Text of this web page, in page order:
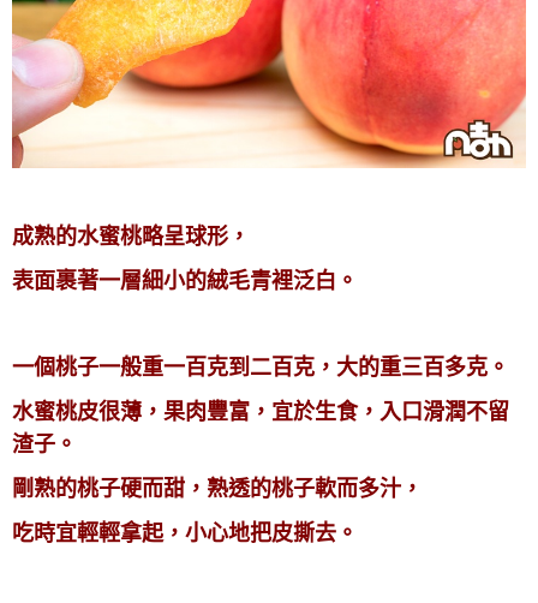
成熟的水蜜桃略呈球形，
表面裹著一層細小的絨毛青裡泛白。
一個桃子一般重一百克到二百克，大的重三百多克。
水蜜桃皮很薄，果肉豐富，宜於生食，入口滑潤不留
渣子。
剛熟的桃子硬而甜，熟透的桃子軟而多汁，
吃時宜輕輕拿起，小心地把皮撕去。